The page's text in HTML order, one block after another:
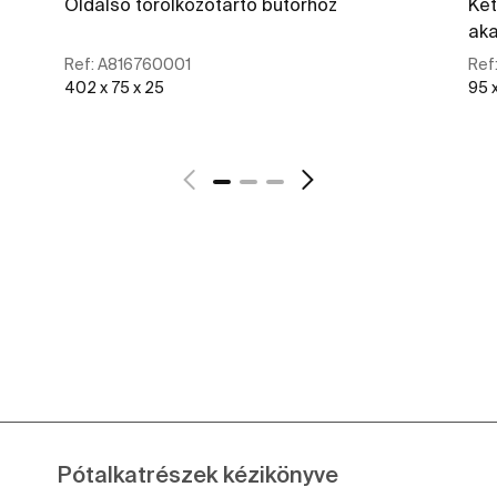
Oldalsó törölközőtartó bútorhoz
Ref: A816760001
402 x 75 x 25
Ref:
95
Pótalkatrészek kézikönyve